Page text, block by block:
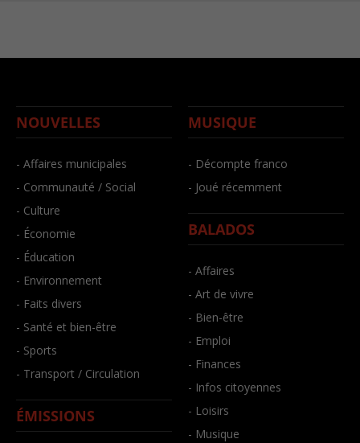
NOUVELLES
- Affaires municipales
- Communauté / Social
- Culture
- Économie
- Éducation
- Environnement
- Faits divers
- Santé et bien-être
- Sports
- Transport / Circulation
ÉMISSIONS
MUSIQUE
- Décompte franco
- Joué récemment
BALADOS
- Affaires
- Art de vivre
- Bien-être
- Emploi
- Finances
- Infos citoyennes
- Loisirs
- Musique